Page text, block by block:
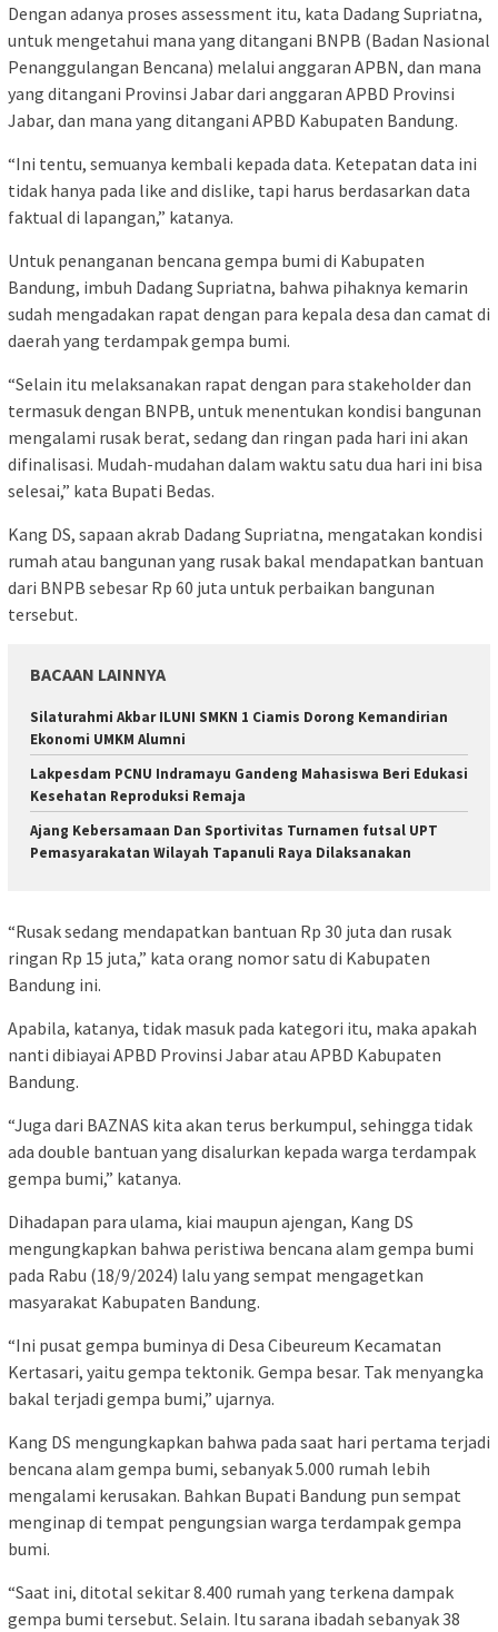
Dengan adanya proses assessment itu, kata Dadang Supriatna,
untuk mengetahui mana yang ditangani BNPB (Badan Nasional
Penanggulangan Bencana) melalui anggaran APBN, dan mana
yang ditangani Provinsi Jabar dari anggaran APBD Provinsi
Jabar, dan mana yang ditangani APBD Kabupaten Bandung.
“Ini tentu, semuanya kembali kepada data. Ketepatan data ini
tidak hanya pada like and dislike, tapi harus berdasarkan data
faktual di lapangan,” katanya.
Untuk penanganan bencana gempa bumi di Kabupaten
Bandung, imbuh Dadang Supriatna, bahwa pihaknya kemarin
sudah mengadakan rapat dengan para kepala desa dan camat di
daerah yang terdampak gempa bumi.
“Selain itu melaksanakan rapat dengan para stakeholder dan
termasuk dengan BNPB, untuk menentukan kondisi bangunan
mengalami rusak berat, sedang dan ringan pada hari ini akan
difinalisasi. Mudah-mudahan dalam waktu satu dua hari ini bisa
selesai,” kata Bupati Bedas.
Kang DS, sapaan akrab Dadang Supriatna, mengatakan kondisi
rumah atau bangunan yang rusak bakal mendapatkan bantuan
dari BNPB sebesar Rp 60 juta untuk perbaikan bangunan
tersebut.
BACAAN LAINNYA
Silaturahmi Akbar ILUNI SMKN 1 Ciamis Dorong Kemandirian
Ekonomi UMKM Alumni
Lakpesdam PCNU Indramayu Gandeng Mahasiswa Beri Edukasi
Kesehatan Reproduksi Remaja
Ajang Kebersamaan Dan Sportivitas Turnamen futsal UPT
Pemasyarakatan Wilayah Tapanuli Raya Dilaksanakan
“Rusak sedang mendapatkan bantuan Rp 30 juta dan rusak
ringan Rp 15 juta,” kata orang nomor satu di Kabupaten
Bandung ini.
Apabila, katanya, tidak masuk pada kategori itu, maka apakah
nanti dibiayai APBD Provinsi Jabar atau APBD Kabupaten
Bandung.
“Juga dari BAZNAS kita akan terus berkumpul, sehingga tidak
ada double bantuan yang disalurkan kepada warga terdampak
gempa bumi,” katanya.
Dihadapan para ulama, kiai maupun ajengan, Kang DS
mengungkapkan bahwa peristiwa bencana alam gempa bumi
pada Rabu (18/9/2024) lalu yang sempat mengagetkan
masyarakat Kabupaten Bandung.
“Ini pusat gempa buminya di Desa Cibeureum Kecamatan
Kertasari, yaitu gempa tektonik. Gempa besar. Tak menyangka
bakal terjadi gempa bumi,” ujarnya.
Kang DS mengungkapkan bahwa pada saat hari pertama terjadi
bencana alam gempa bumi, sebanyak 5.000 rumah lebih
mengalami kerusakan. Bahkan Bupati Bandung pun sempat
menginap di tempat pengungsian warga terdampak gempa
bumi.
“Saat ini, ditotal sekitar 8.400 rumah yang terkena dampak
gempa bumi tersebut. Selain. Itu sarana ibadah sebanyak 38